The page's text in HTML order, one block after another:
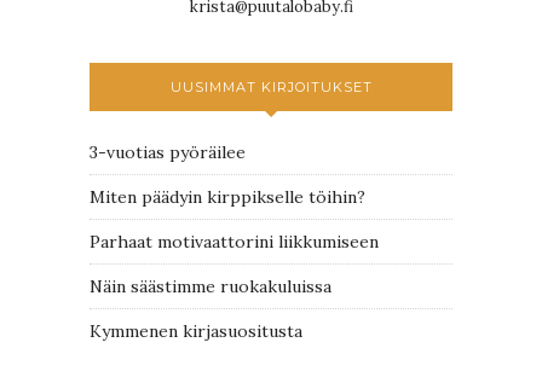
krista@puutalobaby.fi
UUSIMMAT KIRJOITUKSET
3-vuotias pyöräilee
Miten päädyin kirppikselle töihin?
Parhaat motivaattorini liikkumiseen
Näin säästimme ruokakuluissa
Kymmenen kirjasuositusta